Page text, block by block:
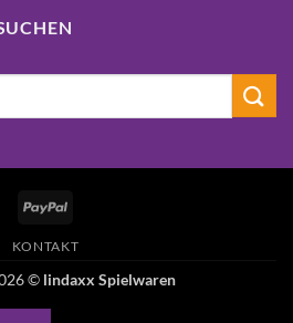
PayPal
KONTAKT
© lindaxx Spielwaren